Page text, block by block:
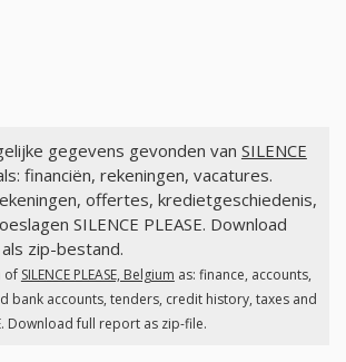
gegevens gevonden van SILENCE
financiën, rekeningen, vacatures.
offertes, kredietgeschiedenis,
SILENCE PLEASE. Download
zip-bestand.
of SILENCE PLEASE, Belgium as: finance, accounts,
bank accounts, tenders, credit history, taxes and
Download full report as zip-file.